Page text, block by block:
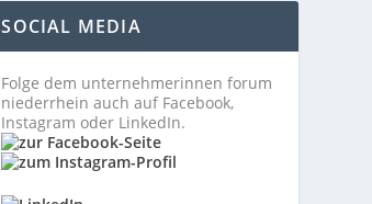
SOCIAL MEDIA
Folge dem unternehmerinnen forum
niederrhein auch auf Facebook,
Instagram oder LinkedIn.